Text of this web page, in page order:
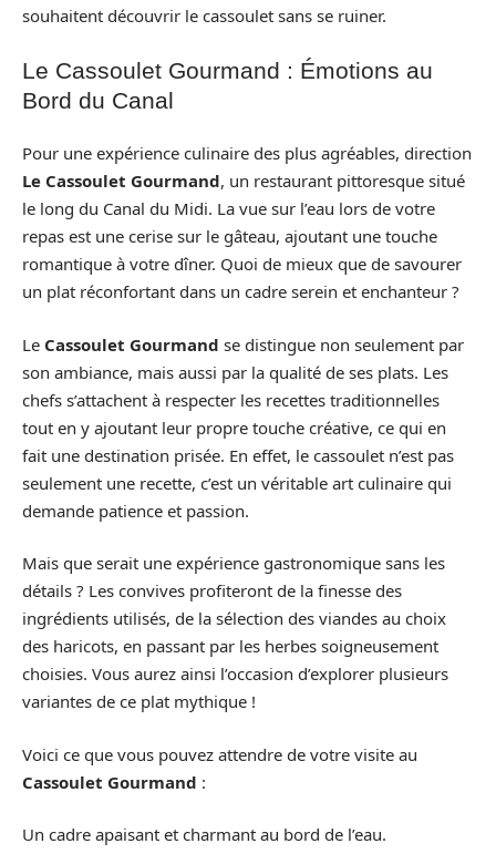
souhaitent découvrir le cassoulet sans se ruiner.
Le Cassoulet Gourmand : Émotions au
Bord du Canal
Pour une expérience culinaire des plus agréables, direction
Le Cassoulet Gourmand, un restaurant pittoresque situé
le long du Canal du Midi. La vue sur l’eau lors de votre
repas est une cerise sur le gâteau, ajoutant une touche
romantique à votre dîner. Quoi de mieux que de savourer
un plat réconfortant dans un cadre serein et enchanteur ?
Le Cassoulet Gourmand se distingue non seulement par
son ambiance, mais aussi par la qualité de ses plats. Les
chefs s’attachent à respecter les recettes traditionnelles
tout en y ajoutant leur propre touche créative, ce qui en
fait une destination prisée. En effet, le cassoulet n’est pas
seulement une recette, c’est un véritable art culinaire qui
demande patience et passion.
Mais que serait une expérience gastronomique sans les
détails ? Les convives profiteront de la finesse des
ingrédients utilisés, de la sélection des viandes au choix
des haricots, en passant par les herbes soigneusement
choisies. Vous aurez ainsi l’occasion d’explorer plusieurs
variantes de ce plat mythique !
Voici ce que vous pouvez attendre de votre visite au
Cassoulet Gourmand :
Un cadre apaisant et charmant au bord de l’eau.